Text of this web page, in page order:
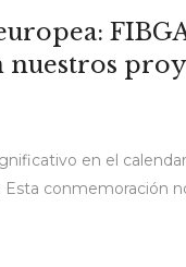
en el
Esta conmemoración